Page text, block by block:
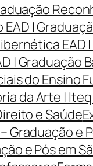
|
EAD
| Graduação
do Ensino
da Arte |
e Saúde
Graduação e
e Pós em